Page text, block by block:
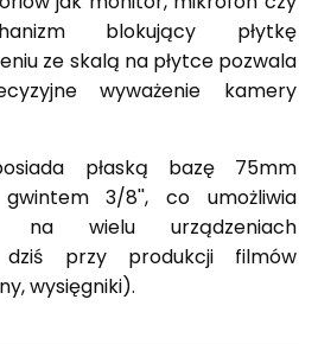
blokujący płytkę
ze skalą na płytce pozwala
wyważenie kamery
płaską bazę 75mm
3/8'', co umożliwia
na wielu urządzeniach
dziś przy produkcji filmów
wysięgniki).